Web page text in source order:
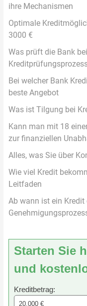
ihre Mechanismen
Optimale
3000 €
Was prüft die Bank
Bei welcher Bank
beste Angebot
Was ist Tilgung bei
Kann man mit 18
zur finanziellen
Alles, was Sie über
Wie viel Kredit
Leitfaden
Ab wann ist ein
Starten Sie
und
Kreditbetrag: